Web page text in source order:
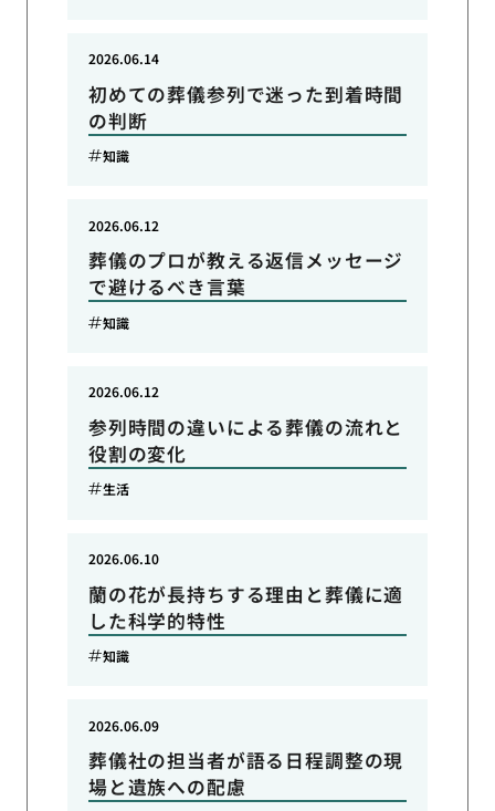
初めての葬儀参列で迷った到着時間
の判断
2026.06.14
知識
葬儀のプロが教える返信メッセージ
で避けるべき言葉
2026.06.12
知識
参列時間の違いによる葬儀の流れと
役割の変化
2026.06.12
生活
蘭の花が長持ちする理由と葬儀に適
した科学的特性
2026.06.10
知識
葬儀社の担当者が語る日程調整の現
場と遺族への配慮
2026.06.09